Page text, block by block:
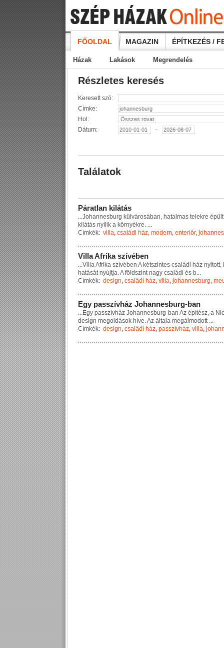
FŐOLDAL MAGAZIN ÉPÍTKEZÉS /
Házak Lakások Megrendelés
Részletes keresés
Keresett szó:
Címke:
Hol:
Dátum:
-
Találatok
Páratlan kilátás
...Johannesburg kü városában, hata mas te e kre épü t
ki átás nyí i k a környé kre. ...
Címkék: villa, családi ház, modern, enteriőr,
VillaAfrika szívében
...Vi aAfri ka szívében A kétszintes csa ádi ház nyitott,
hatását nyújtja.A fö dszint nagy csa ádi és b...
Címkék: design, családi ház, villa, johannesburg,
Egy passzívház Johannesburg-ban
...Egy passzívház Johannesburg-ban Az építész, a Nic
design mego dások híve.Az á ta a megá modott ...
Címkék: design, családi ház, passzívház, villa,